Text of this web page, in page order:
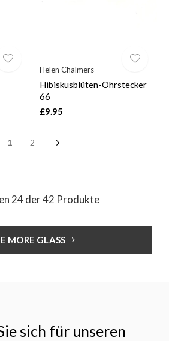
Helen Chalmers
Hibiskusblüten-Ohrstecker
66
£9.95
1 2
24 der 42 Produkte
MORE GLASS
sich für unseren